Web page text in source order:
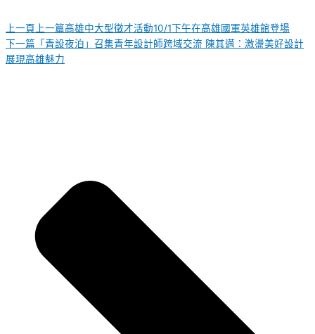
上一頁 上一篇高雄中大型徵才活動10/1下午在高雄國軍英雄館登場
下一篇 「青設夜泊」召集青年設計師跨域交流 陳其邁：激盪美好設計
展現高雄魅力